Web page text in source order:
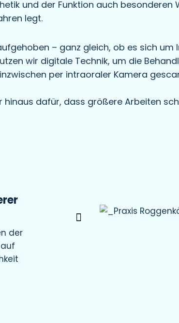
und der Funktion auch
legt.
– ganz gleich, ob es sich
wir digitale Technik, um die
per intraoraler Kamera
dafür, dass größere Arbeiten
der